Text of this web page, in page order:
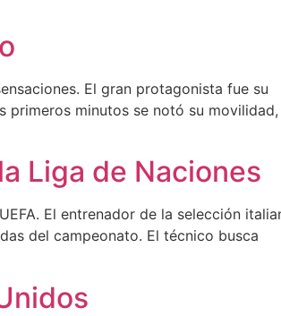
El gran protagonista fue su
primeros minutos se notó su movilidad,
Liga de Naciones
El entrenador de la selección
del campeonato. El técnico busca